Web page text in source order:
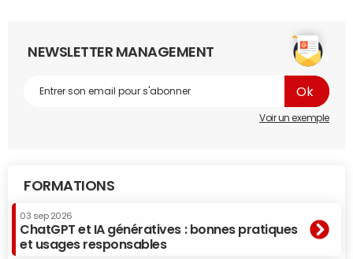
NEWSLETTER MANAGEMENT
Voir un exemple
FORMATIONS
03 sep 2026
ChatGPT et IA génératives : bonnes pratiques
et usages responsables